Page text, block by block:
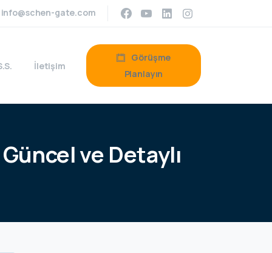
info@schen-gate.com
İletişim
Görüşme
Planlayın
Güncelve Detaylı